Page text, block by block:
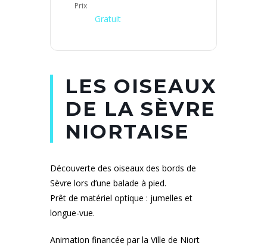
Prix
Gratuit
LES OISEAUX
DE LA SÈVRE
NIORTAISE
Découverte des oiseaux des bords de
Sèvre lors d’une balade à pied.
Prêt de matériel optique : jumelles et
longue-vue.
Animation financée par la Ville de Niort